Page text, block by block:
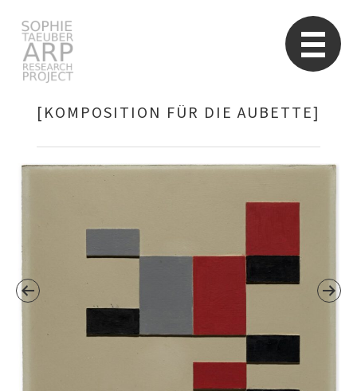
Suchen
nach:
[KOMPOSITION FÜR DIE AUBETTE]